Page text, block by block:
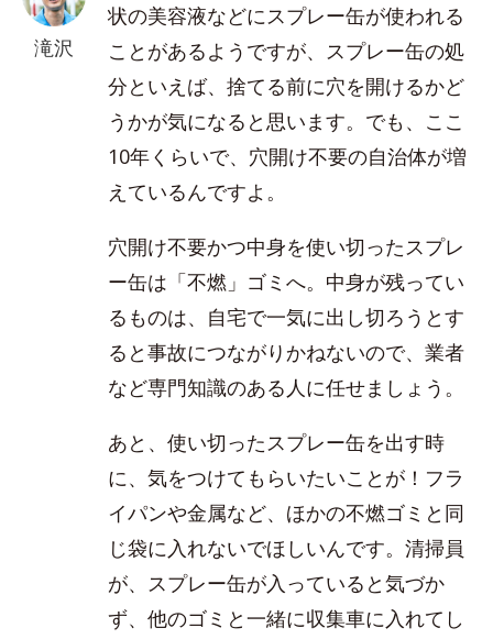
滝沢
状の美容液などにスプレー缶が使われる
ことがあるようですが、スプレー缶の処
分といえば、捨てる前に穴を開けるかど
うかが気になると思います。でも、ここ
10年くらいで、穴開け不要の自治体が増
えているんですよ。
穴開け不要かつ中身を使い切ったスプレ
ー缶は「不燃」ゴミへ。中身が残ってい
るものは、自宅で一気に出し切ろうとす
ると事故につながりかねないので、業者
など専門知識のある人に任せましょう。
あと、使い切ったスプレー缶を出す時
に、気をつけてもらいたいことが！フラ
イパンや金属など、ほかの不燃ゴミと同
じ袋に入れないでほしいんです。清掃員
が、スプレー缶が入っていると気づか
ず、他のゴミと一緒に収集車に入れてし